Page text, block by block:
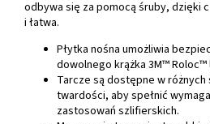
odbywa się za pomocą śruby, dzięki
i łatwa.
Płytka nośna umożliwia
dowolnego krążka 3M™
Tarcze są dostępne w
twardości, aby spełnić
zastosowań szlifierskich.